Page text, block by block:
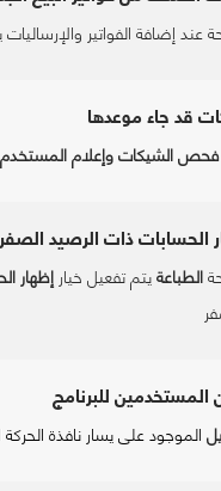
إضافة الفواتير
قد جاء موعدها
فحصالشيكات وإعلامالمستخدم
الحسابات ذات الرصيد الصفر
الطباعةيتم تفعيل خيارإظهار
للبرنامج
الموجود على يسار نافذة الحركة